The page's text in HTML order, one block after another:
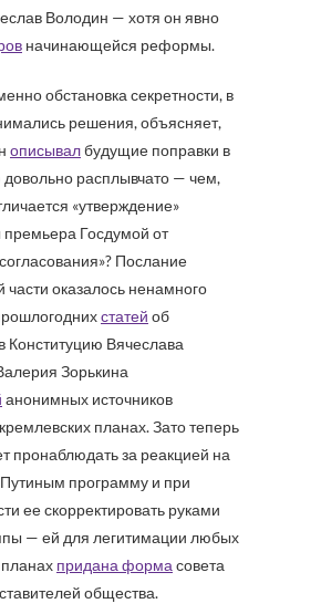
Володин — хотя он явно
начинающейся реформы.
обстановка секретности, в
решения, объясняет,
описывалбудущие поправки в
довольно расплывчато — чем,
«утверждение»
премьера Госдумой от
Послание
части оказалось ненамного
статей об
Конституцию Вячеслава
Зорькина
анонимных источников
планах. Зато теперь
пронаблюдать за реакцией на
программу и при
ее скорректировать руками
— ей для легитимации любых
придана форма совета
общества.